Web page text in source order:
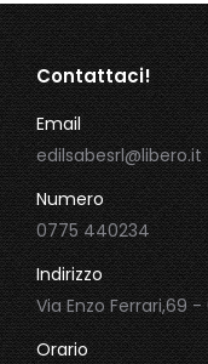
Contattaci!
Email
edilsabesrl@libero.it
Numero
0775 440234
Indirizzo
Via Enzo Ferrari,69
Orario